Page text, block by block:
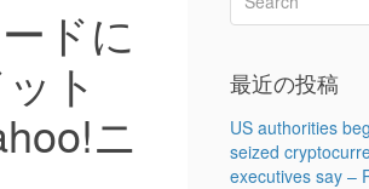
ドに
ト
ニ
最近の投稿
US authorities
seized
executives say –